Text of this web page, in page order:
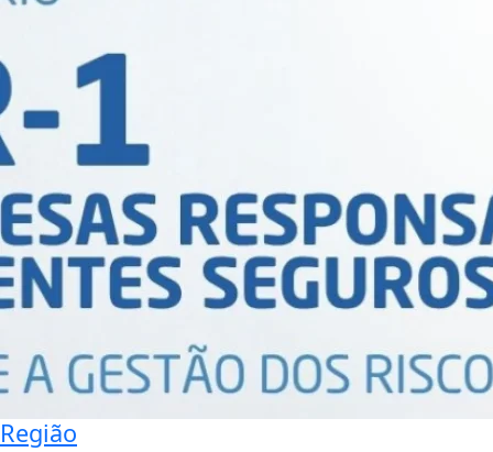
Região